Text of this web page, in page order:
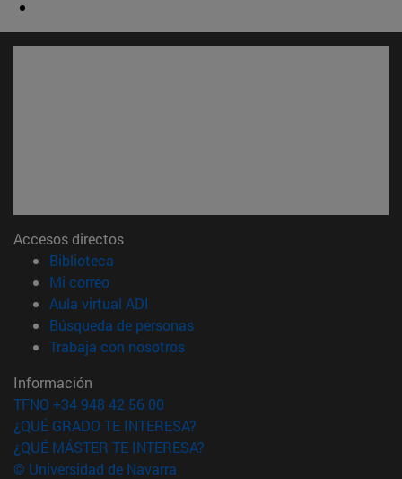
Accesos directos
Biblioteca
Mi correo(abre en nueva ventana)
Aula virtual ADI
Búsqueda de personas(abre en nueva ventana)
Trabaja con nosotros(abre en nueva ventana)
Información
TFNO +34 948 42 56 00
¿QUÉ GRADO TE INTERESA?
¿QUÉ MÁSTER TE INTERESA?
© Universidad de Navarra